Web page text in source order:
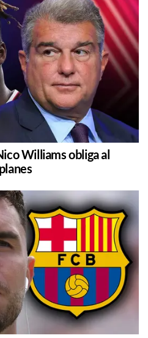
Williams obliga al